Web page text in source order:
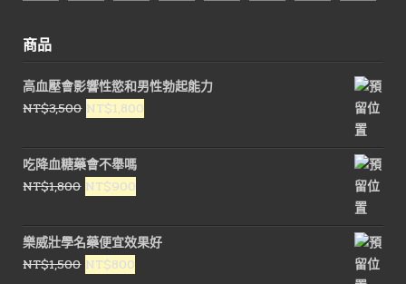
商品
高血壓會影響性慾和男性勃起能力
NT$3,500 原
價
格：
NT$3,500。
NT$1,800
價
吃降血糖藥會不舉嗎
NT$1,800 原
價
格：
NT$1,800。
NT$900
價
格：
樂威壯學名藥便宜效果好
NT$1,500 原
NT$800